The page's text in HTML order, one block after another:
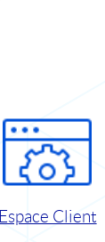
Espace Client